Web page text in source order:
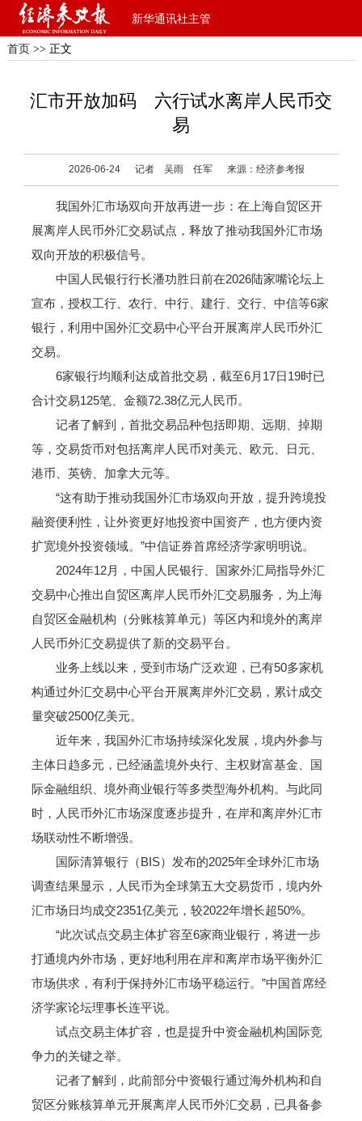
新华通讯社主管
首页 >> 正文
汇市开放加码 六行试水离岸人民币交
易
2026-06-24 记者 吴雨 任军 来源：经济参考报
我国外汇市场双向开放再进一步：在上海自贸区开
展离岸人民币外汇交易试点，释放了推动我国外汇市场
双向开放的积极信号。
中国人民银行行长潘功胜日前在2026陆家嘴论坛上
宣布，授权工行、农行、中行、建行、交行、中信等6家
银行，利用中国外汇交易中心平台开展离岸人民币外汇
交易。
6家银行均顺利达成首批交易，截至6月17日19时已
合计交易125笔、金额72.38亿元人民币。
记者了解到，首批交易品种包括即期、远期、掉期
等，交易货币对包括离岸人民币对美元、欧元、日元、
港币、英镑、加拿大元等。
“这有助于推动我国外汇市场双向开放，提升跨境投
融资便利性，让外资更好地投资中国资产，也方便内资
扩宽境外投资领域。”中信证券首席经济学家明明说。
2024年12月，中国人民银行、国家外汇局指导外汇
交易中心推出自贸区离岸人民币外汇交易服务，为上海
自贸区金融机构（分账核算单元）等区内和境外的离岸
人民币外汇交易提供了新的交易平台。
业务上线以来，受到市场广泛欢迎，已有50多家机
构通过外汇交易中心平台开展离岸外汇交易，累计成交
量突破2500亿美元。
近年来，我国外汇市场持续深化发展，境内外参与
主体日趋多元，已经涵盖境外央行、主权财富基金、国
际金融组织、境外商业银行等多类型海外机构。与此同
时，人民币外汇市场深度逐步提升，在岸和离岸外汇市
场联动性不断增强。
国际清算银行（BIS）发布的2025年全球外汇市场
调查结果显示，人民币为全球第五大交易货币，境内外
汇市场日均成交2351亿美元，较2022年增长超50%。
“此次试点交易主体扩容至6家商业银行，将进一步
打通境内外市场，更好地利用在岸和离岸市场平衡外汇
市场供求，有利于保持外汇市场平稳运行。”中国首席经
济学家论坛理事长连平说。
试点交易主体扩容，也是提升中资金融机构国际竞
争力的关键之举。
记者了解到，此前部分中资银行通过海外机构和自
贸区分账核算单元开展离岸人民币外汇交易，已具备参